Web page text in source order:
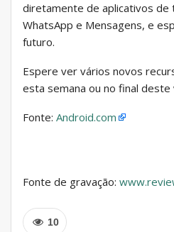
diretamente de aplicativos de
WhatsApp e Mensagens, e
futuro.
Espere ver vários novos
esta semana ou no final deste
Fonte: Android.com
Fonte de gravação:
10